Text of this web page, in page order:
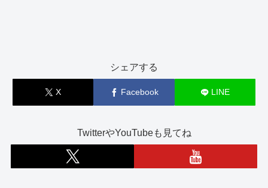
シェアする
X Facebook LINE
TwitterやYouTubeも見てね